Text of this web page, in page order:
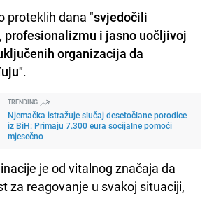
proteklih dana "svjedočili
profesionalizmu i jasno uočljivoj
organizacija da
.
TRENDING
Njemačka istražuje slučaj desetočlane porodice
iz BiH: Primaju 7.300 eura socijalne pomoći
mjesečno
je od vitalnog značaja da
za reagovanje u svakoj situaciji,